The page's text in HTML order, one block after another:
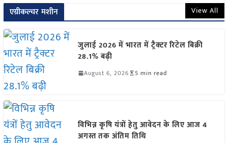
एग्रीकल्चर मशीन View All
जुलाई 2026 में भारत में ट्रैक्टर रिटेल बिक्री
28.1% बढ़ी
August 6, 2026 5 min read
विभिन्न कृषि यंत्रों हेतु आवेदन के लिए आज 4
अगस्त तक अंतिम तिथि